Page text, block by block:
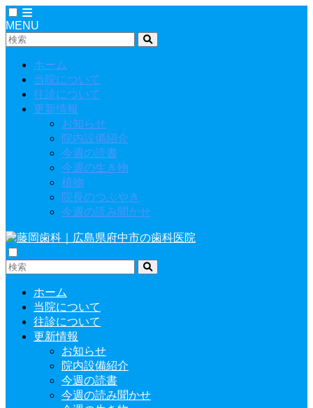
MENU
ホーム
当院について
往診について
更新情報
お知らせ
院内設備紹介
今週の読書
今週の生き物
植物
院長のつぶやき
今週の読み聞かせ
ホーム
当院について
往診について
更新情報
お知らせ
院内設備紹介
今週の読書
今週の読み聞かせ